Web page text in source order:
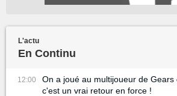
L'actu
En Continu
12:00
On a joué au multijoueur de Gears
c'est un vrai retour en force !